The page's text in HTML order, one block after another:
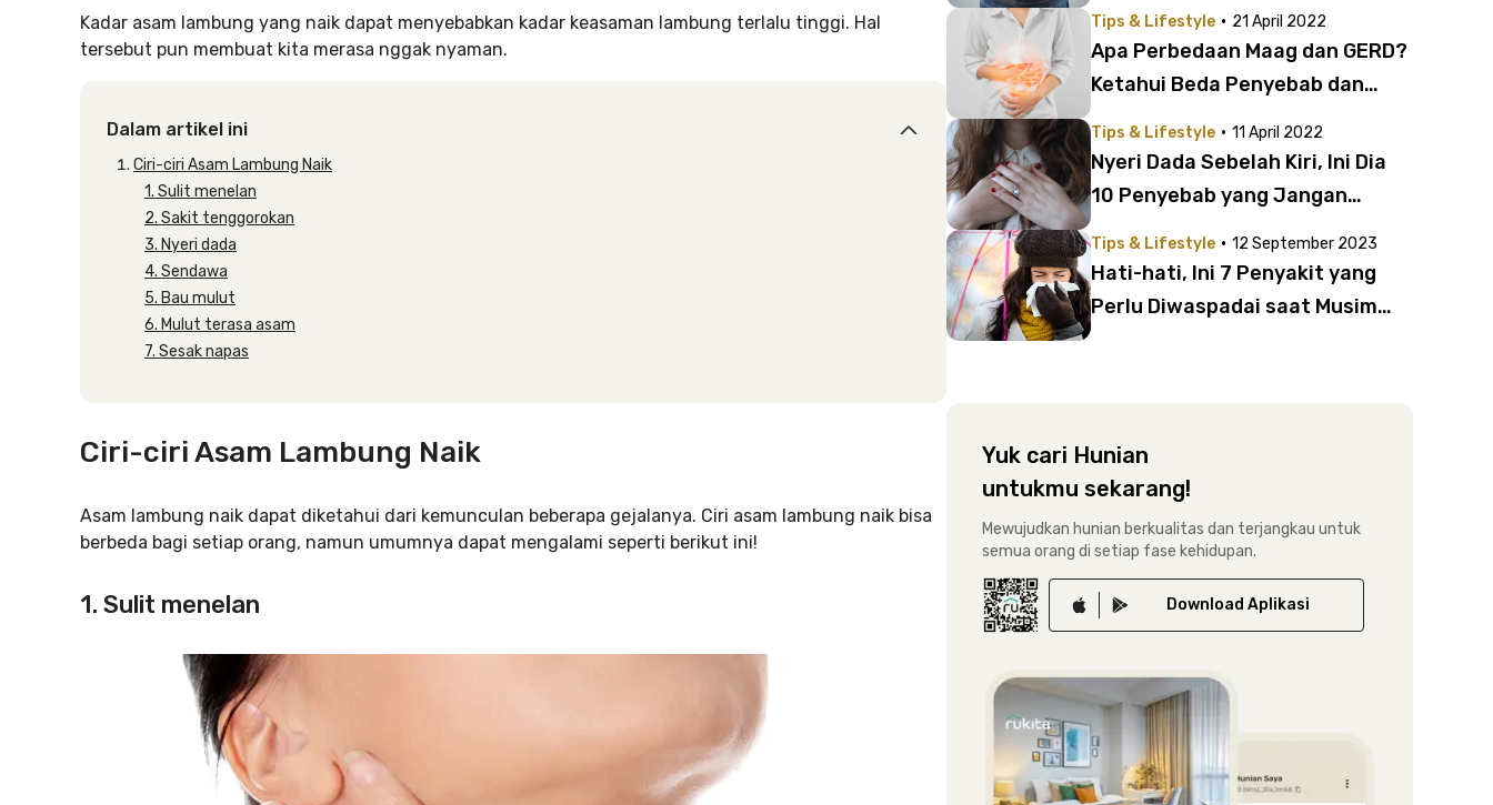
Kadar asam lambung yang naik dapat menyebabkan kadar keasaman lambung terlalu tinggi. Hal
tersebut pun membuat kita merasa nggak nyaman.
Dalam artikel ini
Ciri-ciri Asam Lambung Naik
1. Sulit menelan
2. Sakit tenggorokan
3. Nyeri dada
4. Sendawa
5. Bau mulut
6. Mulut terasa asam
7. Sesak napas
Ciri-ciri Asam Lambung Naik
Asam lambung naik dapat diketahui dari kemunculan beberapa gejalanya. Ciri asam lambung naik bisa
berbeda bagi setiap orang, namun umumnya dapat mengalami seperti berikut ini!
1. Sulit menelan
Tips & Lifestyle · 21 April 2022
Apa Perbedaan Maag dan GERD?
Ketahui Beda Penyebab dan
Tips & Lifestyle · 11 April 2022
Nyeri Dada Sebelah Kiri, Ini Dia
10 Penyebab yang Jangan
Tips & Lifestyle · 12 September 2023
Hati-hati, Ini 7 Penyakit yang
Perlu Diwaspadai saat Musim
Yuk cari Hunian
untukmu sekarang!
Mewujudkan hunian berkualitas dan terjangkau untuk
semua orang di setiap fase kehidupan.
Download Aplikasi